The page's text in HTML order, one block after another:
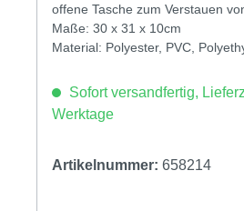
offene Tasche zum Verstauen
Maße: 30 x 31 x 10cm
Material: Polyester, PVC,
Sofort versandfertig,
Werktage
Artikelnummer: 658214